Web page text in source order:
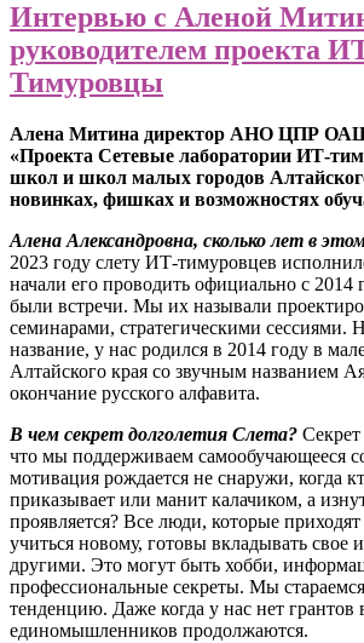
Интервью с Аленой
руководителем проекта
Тимуровцы
Алена Митина директор АНО ЦПР
«Проекта Сетевые лаборатории ИТ-
школ и школ малых городов
новинках, фишках и возможностях
Алена Александровна, сколько лет в
2023 году слету ИТ-тимуровцев
начали его проводить официально с 2014
были встречи. Мы их называли
семинарами, стратегическими сессиями.
название, у нас родился в 2014 году в
Алтайского края со звучным названием
окончание русского алфавита.
В чем секрет долголетия Слета? Секрет
что мы поддерживаем самообучающееся
мотивация рождается не снаружи, когда
приказывает или манит калачиком, а
проявляется? Все люди, которые
учиться новому, готовы вкладывать свое
другими. Это могут быть хобби,
профессиональные секреты. Мы
тенденцию. Даже когда у нас нет грантов
единомышленников продолжаются.